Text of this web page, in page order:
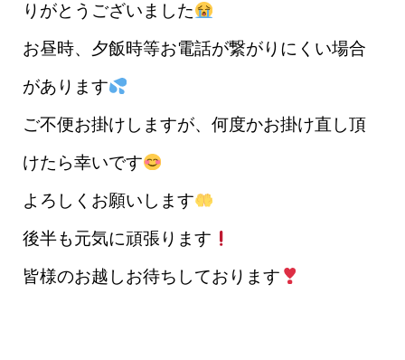
りがとうございました
お昼時、夕飯時等お電話が繋がりにくい場合
があります
ご不便お掛けしますが、何度かお掛け直し頂
けたら幸いです
よろしくお願いします
後半も元気に頑張ります
皆様のお越しお待ちしております